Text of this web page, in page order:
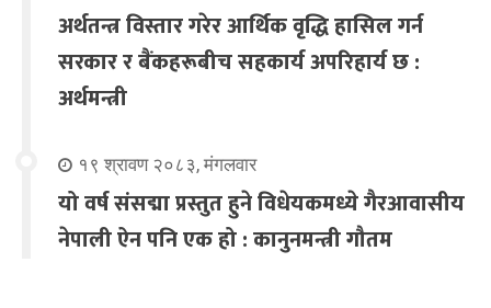
अर्थतन्त्र विस्तार गरेर आर्थिक वृद्धि हासिल गर्न
सरकार र बैंकहरूबीच सहकार्य अपरिहार्य छ :
अर्थमन्त्री
१९ श्रावण २०८३, मंगलवार
यो वर्ष संसद्मा प्रस्तुत हुने विधेयकमध्ये गैरआवासीय
नेपाली ऐन पनि एक हो : कानुनमन्त्री गौतम